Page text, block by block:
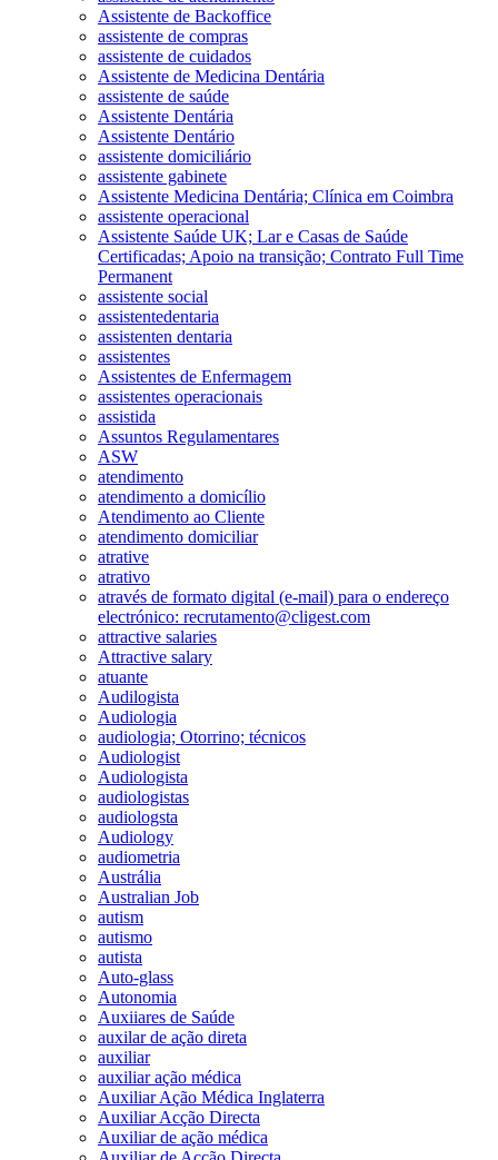
Assistente de Backoffice
assistente de compras
assistente de cuidados
Assistente de Medicina Dentária
assistente de saúde
Assistente Dentária
Assistente Dentário
assistente domiciliário
assistente gabinete
Assistente Medicina Dentária; Clínica em Coimbra
assistente operacional
Assistente Saúde UK; Lar e Casas de Saúde
Certificadas; Apoio na transição; Contrato Full Time
Permanent
assistente social
assistentedentaria
assistenten dentaria
assistentes
Assistentes de Enfermagem
assistentes operacionais
assistida
Assuntos Regulamentares
ASW
atendimento
atendimento a domicílio
Atendimento ao Cliente
atendimento domiciliar
atrative
atrativo
através de formato digital (e-mail) para o endereço
electrónico: recrutamento@cligest.com
attractive salaries
Attractive salary
atuante
Audilogista
Audiologia
audiologia; Otorrino; técnicos
Audiologist
Audiologista
audiologistas
audiologsta
Audiology
audiometria
Austrália
Australian Job
autism
autismo
autista
Auto-glass
Autonomia
Auxiiares de Saúde
auxilar de ação direta
auxiliar
auxiliar ação médica
Auxiliar Ação Médica Inglaterra
Auxiliar Acção Directa
Auxiliar de ação médica